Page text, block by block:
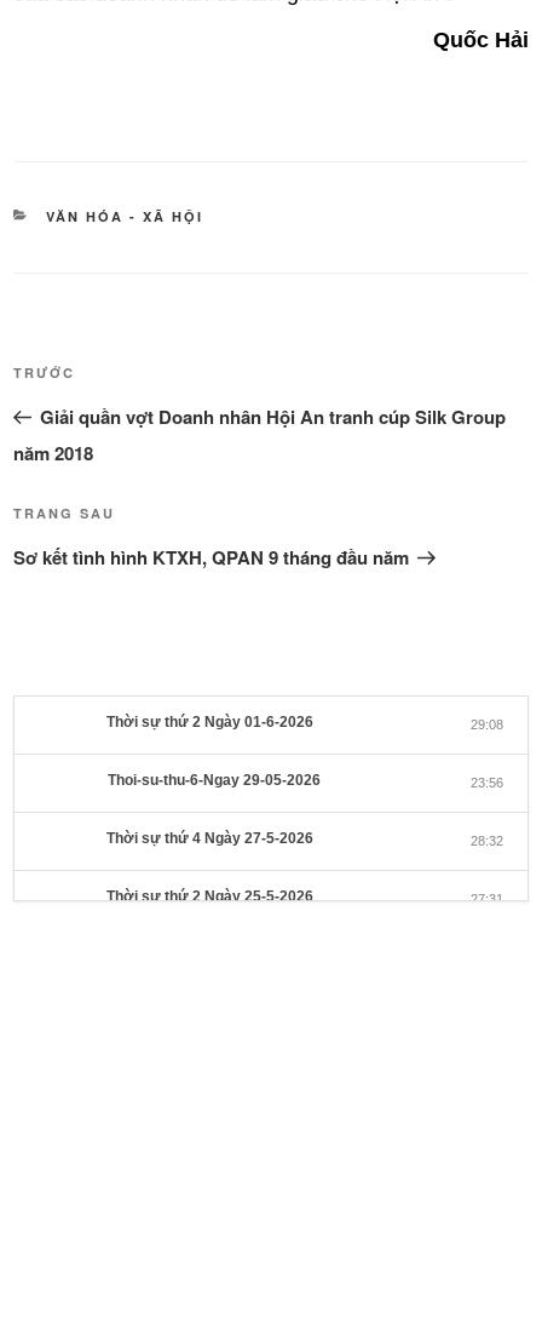
Quốc Hải
DANH
VĂN HÓA - XÃ HỘI
hướng
bài
viết
Bài
cũ
hơn
TRƯỚC
Giải quần vợt Doanh nhân Hội An tranh cúp Silk Group
năm 2018
Bài
tiếp
TRANG SAU
Sơ kết tình hình KTXH, QPAN 9 tháng đầu năm
Thời sự thứ 2 Ngày 01-6-2026 29:08
Thoi-su-thu-6-Ngay 29-05-2026 23:56
Thời sự thứ 4 Ngày 27-5-2026 28:32
Thời sự thứ 2 Ngày 25-5-2026 27:31